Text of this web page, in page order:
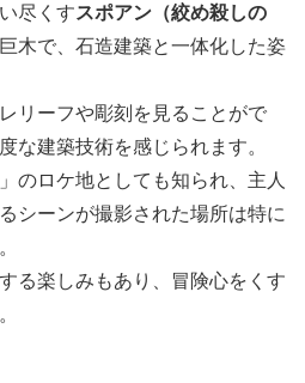
尽くすスポアン（絞め殺しの
木で、石造建築と一体化した姿
リーフや彫刻を見ることがで
な建築技術を感じられます。
のロケ地としても知られ、主人
シーンが撮影された場所は特に
る楽しみもあり、冒険心をくす